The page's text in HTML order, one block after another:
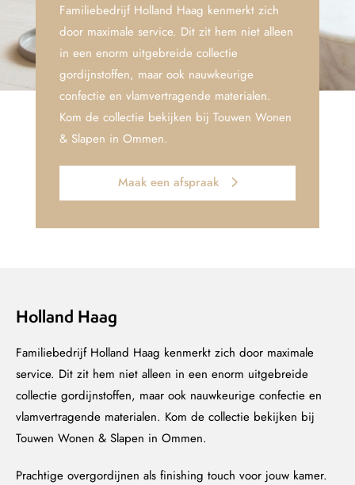
Familiebedrijf Holland Haag kenmerkt zich
door maximale service. Dit zit hem niet alleen
in een enorm uitgebreide collectie
gordijnstoffen, maar ook nauwkeurige
confectie en vlamvertragende materialen.
Kom de collectie bekijken bij Touwen Wonen
& Slapen in Ommen.
Maak een afspraak
Holland Haag
Familiebedrijf Holland Haag kenmerkt zich door maximale
service. Dit zit hem niet alleen in een enorm uitgebreide
collectie gordijnstoffen, maar ook nauwkeurige confectie en
vlamvertragende materialen. Kom de collectie bekijken bij
Touwen Wonen & Slapen in Ommen.
Prachtige overgordijnen als finishing touch voor jouw kamer.